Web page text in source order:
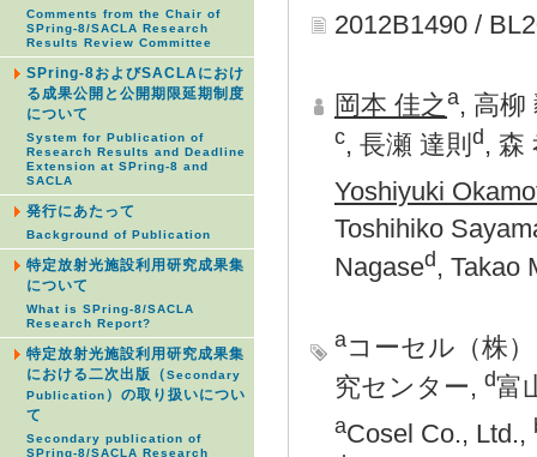
Comments from the Chair of
SPring-8/SACLA Research
Results Review Committee
SPring-8およびSACLAにおけ
る成果公開と公開期限延期制度
について
System for Publication of
Research Results and Deadline
Extension at SPring-8 and
SACLA
発行にあたって
Background of Publication
特定放射光施設利用研究成果集
について
What is SPring-8/SACLA
Research Report?
特定放射光施設利用研究成果集
における二次出版（Secondary
Publication ）の取り扱いについ
て
Secondary publication of
SPring-8/SACLA Research
2012B1490 /
岡本 佳之a, 高柳
c, 長瀬 達則 d, 森
Yoshiyuki
Toshihiko
Nagased, Takao
aコーセル（株
究センター, d富
aCosel Co., Ltd.,